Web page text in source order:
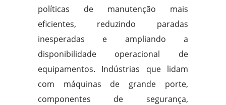
políticas de manutenção mais
eficientes, reduzindo paradas
inesperadas e ampliando a
disponibilidade operacional de
equipamentos. Indústrias que lidam
com máquinas de grande porte,
componentes de segurança,